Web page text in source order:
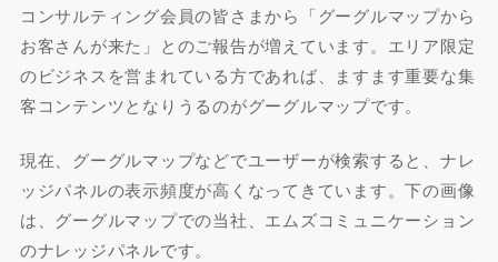
コンサルティング会員の皆さまから「グーグルマップから
お客さんが来た」とのご報告が増えています。エリア限定
のビジネスを営まれている方であれば、ますます重要な集
客コンテンツとなりうるのがグーグルマップです。
現在、グーグルマップなどでユーザーが検索すると、ナレ
ッジパネルの表示頻度が高くなってきています。下の画像
は、グーグルマップでの当社、エムズコミュニケーション
のナレッジパネルです。